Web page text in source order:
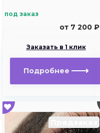
под заказ
от 7 200 ₽
Заказать в 1 клик
Подробнее